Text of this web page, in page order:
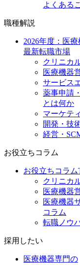
よくある
職種解説
2026年度：医
最新転職市場
クリニカ
医療機器
サービス
薬事申請
とは何か
マーケテ
開発・技
経営・
お役立ちコラム
お役立ちコラム
クリニカ
医療機器
医療機器
コラム
転職ノウ
採用したい
医療機器専門の